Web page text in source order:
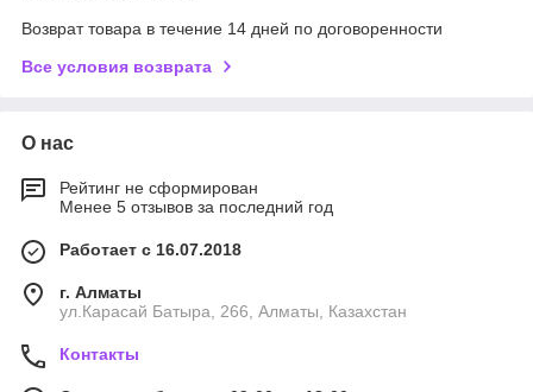
Возврат товара в течение 14 дней по договоренности
Все условия возврата
О нас
Рейтинг не сформирован
Менее 5 отзывов за последний год
Работает с 16.07.2018
г. Алматы
ул.Карасай Батыра, 266, Алматы, Казахстан
Контакты